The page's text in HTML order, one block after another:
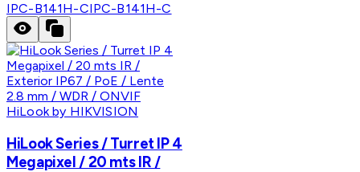
IPC-B141H-CIPC-B141H-C
HiLook by HIKVISION
HiLook Series / Turret IP 4
Megapixel / 20 mts IR /